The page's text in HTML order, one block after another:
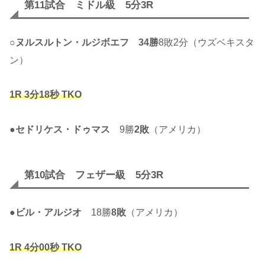
第11試合 ミドル級 5分3R
○ ヌルスルトン・ルジボエフ 34勝8敗2分（ウズベキスタ
ン）
1R 3分18秒 TKO
●セドリケス・ドゥマス 9勝2敗 （アメリカ）
第10試合 フェザー級 5分3R
● ビル・アルジオ 18勝8敗 （アメリカ）
1R 4分00秒 TKO